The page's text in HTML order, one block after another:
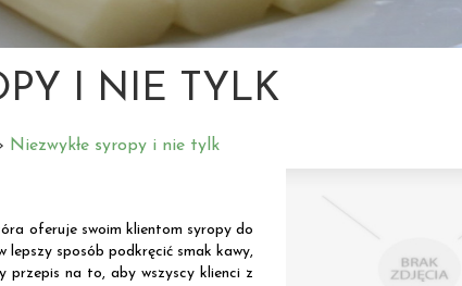
I NIE TYLK
Niezwykłe syropy i nie tylk
oferuje swoim klientom syropy do
lepszy sposób podkręcić smak kawy,
przepis na to, aby wszyscy klienci z